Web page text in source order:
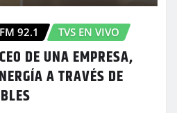
92.1 TVS EN VIVO
DE UNA EMPRESA,
A TRAVÉS DE